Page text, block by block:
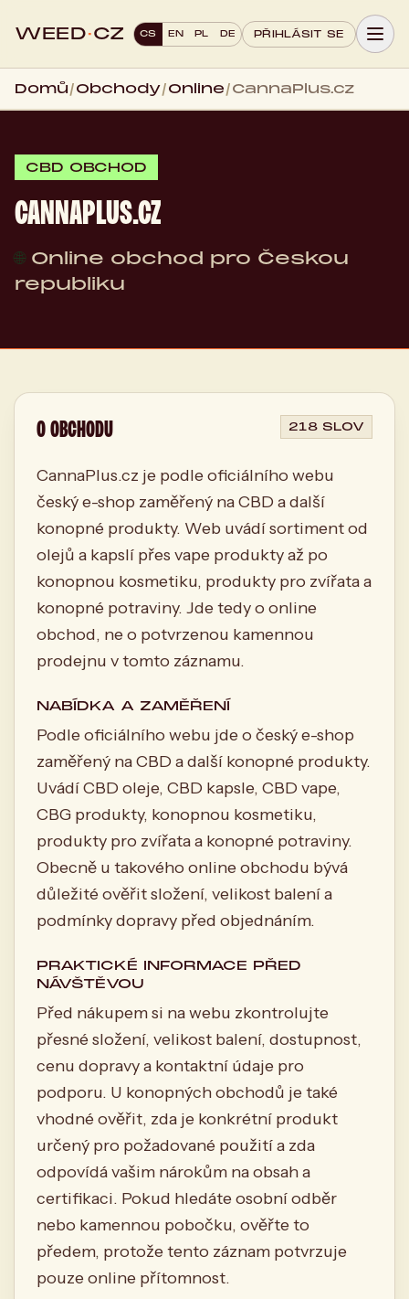
WEED·CZ CS EN PL DE PŘIHLÁSIT SE
Domů/Obchody/Online/CannaPlus.cz
CBD OBCHOD
CANNAPLUS.CZ
🌐Online obchod pro Českou
republiku
O OBCHODU 218 SLOV
CannaPlus.cz je podle oficiálního webu
český e-shop zaměřený na CBD a další
konopné produkty. Web uvádí sortiment od
olejů a kapslí přes vape produkty až po
konopnou kosmetiku, produkty pro zvířata a
konopné potraviny. Jde tedy o online
obchod, ne o potvrzenou kamennou
prodejnu v tomto záznamu.
NABÍDKA A ZAMĚŘENÍ
Podle oficiálního webu jde o český e-shop
zaměřený na CBD a další konopné produkty.
Uvádí CBD oleje, CBD kapsle, CBD vape,
CBG produkty, konopnou kosmetiku,
produkty pro zvířata a konopné potraviny.
Obecně u takového online obchodu bývá
důležité ověřit složení, velikost balení a
podmínky dopravy před objednáním.
PRAKTICKÉ INFORMACE PŘED
NÁVŠTĚVOU
Před nákupem si na webu zkontrolujte
přesné složení, velikost balení, dostupnost,
cenu dopravy a kontaktní údaje pro
podporu. U konopných obchodů je také
vhodné ověřit, zda je konkrétní produkt
určený pro požadované použití a zda
odpovídá vašim nárokům na obsah a
certifikaci. Pokud hledáte osobní odběr
nebo kamennou pobočku, ověřte to
předem, protože tento záznam potvrzuje
pouze online přítomnost.